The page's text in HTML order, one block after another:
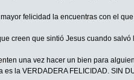
mayor felicidad la encuentras con el
creen que sintió Jesus cuando
una vez hacer un bien para
es la VERDADERA FELICIDAD. SIN